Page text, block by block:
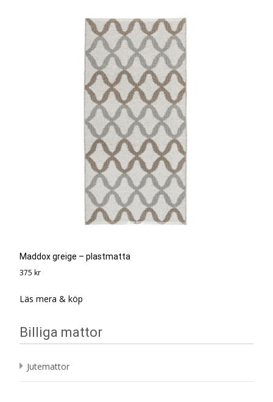
Maddox greige – plastmatta
375 kr
Läs mera & köp
Billiga mattor
Jutemattor